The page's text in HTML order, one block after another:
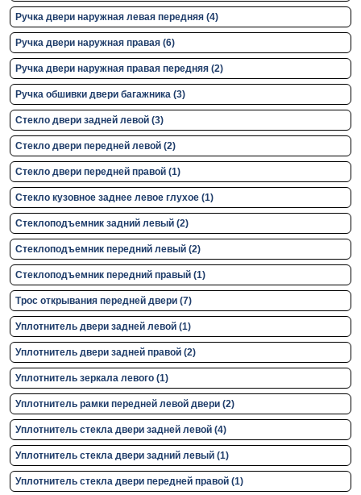
Ручка двери нaружная левая передняя (4)
Ручка двери нaружная правая (6)
Ручка двери нaружная правая передняя (2)
Ручка обшивки двери багажника (3)
Стекло двери задней левой (3)
Стекло двери передней левой (2)
Стекло двери передней правой (1)
Стекло кузовное заднее левое глухое (1)
Стеклоподъемник задний левый (2)
Стеклоподъемник передний левый (2)
Стеклоподъемник передний правый (1)
Трос открывания передней двери (7)
Уплотнитель двери задней левой (1)
Уплотнитель двери задней правой (2)
Уплотнитель зеркала левого (1)
Уплотнитель рамки передней левой двери (2)
Уплотнитель стекла двери задней левой (4)
Уплотнитель стекла двери задний левый (1)
Уплотнитель стекла двери передней правой (1)